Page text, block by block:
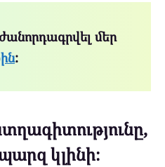
մեր
:
կլինի։